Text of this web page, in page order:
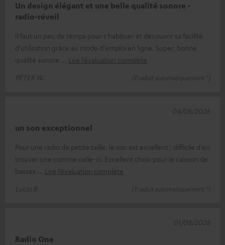
Un design élégant et une belle qualité sonore -
radio-réveil
Il faut un peu de temps pour s'habituer et découvrir sa facilité
d'utilisation grâce au mode d'emploi en ligne. Super, bonne
qualité sonore
Lire l’évaluation complète
PETER W.
(Traduit automatiquement *)
un son exceptionnel
Pour une radio de petite taille, le son est excellent ; difficile d'en
trouver une comme celle-ci. Excellent choix pour le caisson de
basses
Lire l’évaluation complète
Lucio B.
(Traduit automatiquement *)
04/08/2026
Radio One
01/08/2026